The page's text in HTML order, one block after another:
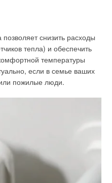
снизить расходы
тепла) и обеспечить
температуры
если в семье ваших
пожилые люди.
день в продуктах Royal
20 международными